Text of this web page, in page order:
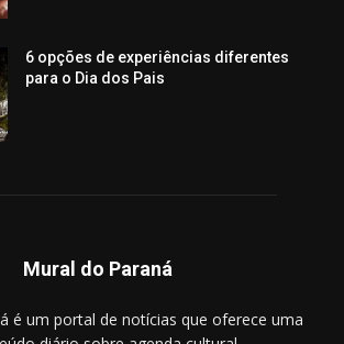
6 opções de experiências diferentes
para o Dia dos Pais
Mural do Paraná
é um portal de notícias que oferece uma